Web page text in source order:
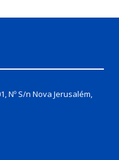
Nº S/n Nova Jerusalém,